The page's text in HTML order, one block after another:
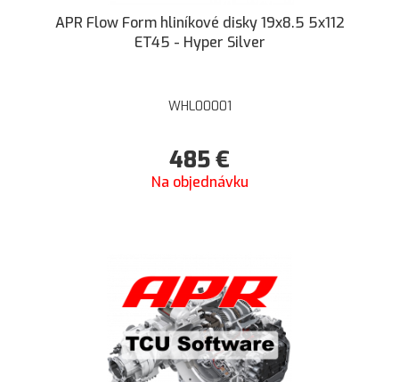
APR Flow Form hliníkové disky 19x8.5 5x112
ET45 - Hyper Silver
WHL00001
485€
Na objednávku